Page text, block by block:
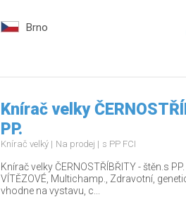
Brno
Knírač velky
PP.
Knírač velký Na prodej s PP FCI
Knírač velky ČERNOSTŘÍBŘITY - štěn.s
VÍTĚZOVÉ, Multichamp., Zdravotní,
vhodne na vystavu, c...